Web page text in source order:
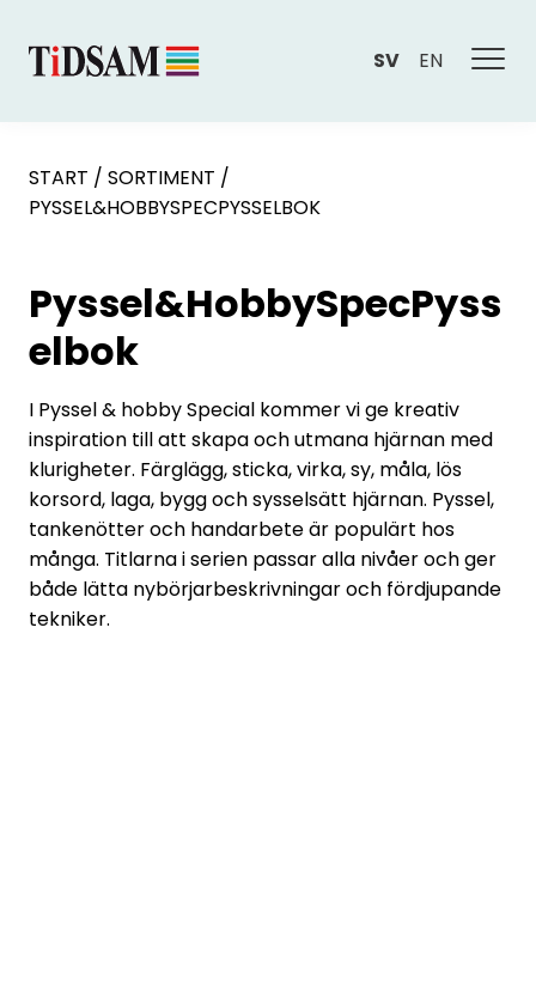
SV EN
START / SORTIMENT /
PYSSEL&HOBBYSPECPYSSELBOK
Pyssel&HobbySpecPyss
elbok
I Pyssel & hobby Special kommer vi ge kreativ
inspiration till att skapa och utmana hjärnan med
klurigheter. Färglägg, sticka, virka, sy, måla, lös
korsord, laga, bygg och sysselsätt hjärnan. Pyssel,
tankenötter och handarbete är populärt hos
många. Titlarna i serien passar alla nivåer och ger
både lätta nybörjarbeskrivningar och fördjupande
tekniker.